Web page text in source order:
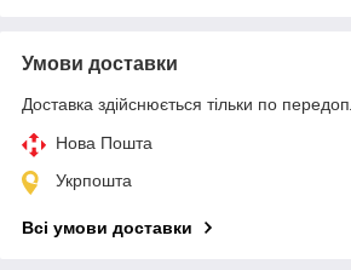
Умови доставки
Доставка здійснюється тільки по
Нова Пошта
Укрпошта
Всі умови доставки